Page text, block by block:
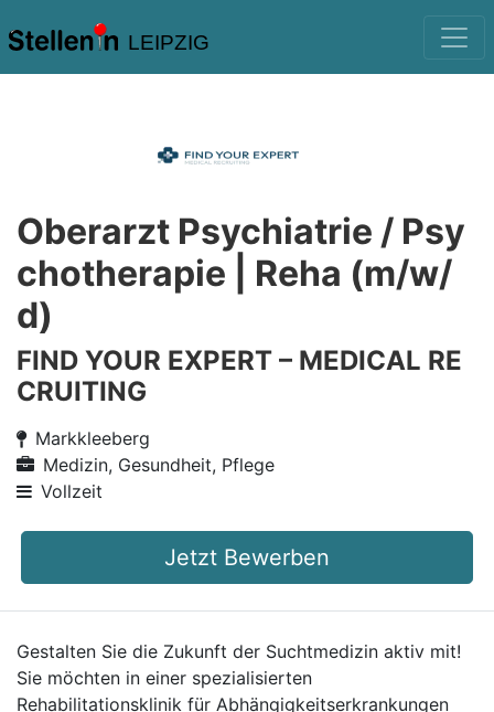
LEIPZIG
Oberarzt Psychiatrie / Psy
chotherapie | Reha (m/w/
d)
FIND YOUR EXPERT – MEDICAL RE
CRUITING
Markkleeberg
Medizin, Gesundheit, Pflege
Vollzeit
Jetzt Bewerben
Gestalten Sie die Zukunft der Suchtmedizin aktiv mit!
Sie möchten in einer spezialisierten
Rehabilitationsklinik für Abhängigkeitserkrankungen